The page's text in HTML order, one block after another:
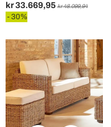
kr 33.669,95 kr 48.099,94
- 30%